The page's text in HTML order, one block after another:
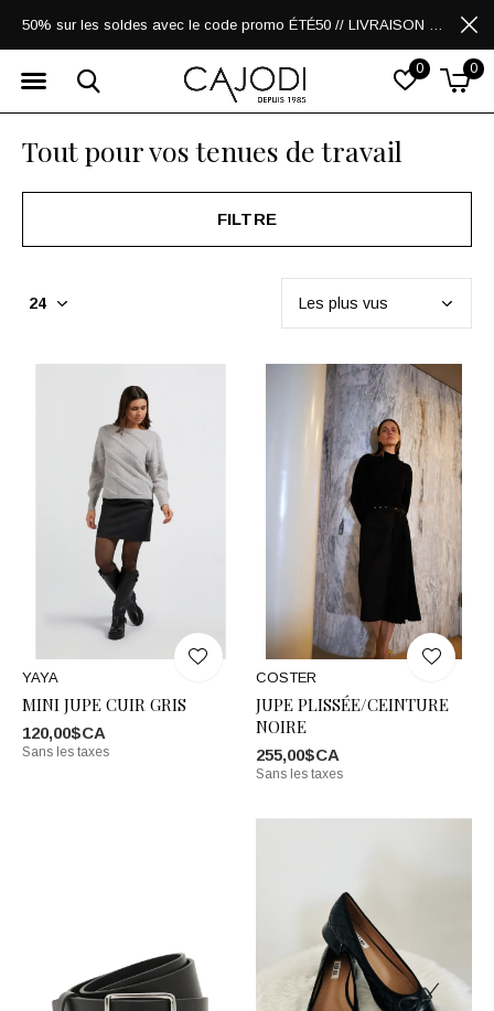
0 0
50% sur les soldes avec le code promo ÉTÉ50 // LIVRAISON GRATUITE POUR LES ACHATS DE 250$ ET PLUS
Tout pour vos tenues de travail
FILTRE
YAYA
MINI JUPE CUIR GRIS
120,00$CA
Sans les taxes
COSTER
JUPE PLISSÉE/CEINTURE
NOIRE
255,00$CA
Sans les taxes